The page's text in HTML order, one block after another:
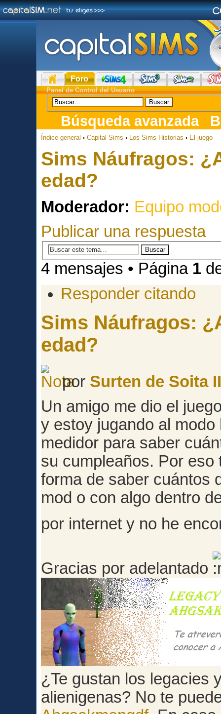
Foro
Panel de Control del Usuario
Búsqueda avanzada
Índice general ‹ Capital Sims ‹ Los Sims Historias ‹ El juego
Sims Náufragos:
edad?
Moderador: Equipo
Publicar una respuesta
4 mensajes • Página 1
Responder citando
Sims Náufragos:
edad?
por Surten de Soita
Un amigo me dio el
y estoy jugando al
medidor para saber
su cumpleaños. Por
forma de saber cuántos
mod o con algo dentro
por internet y no he
Gracias por adelantado
¿Te gustan los legacies
alienigenas? No te